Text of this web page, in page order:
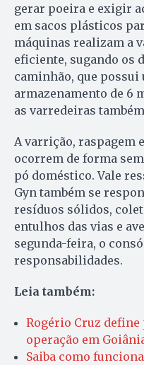
gerar poeira e exigir
em sacos plásticos
máquinas realizam a
eficiente, sugando os
caminhão, que possui
armazenamento de 6
as varredeiras
A varrição, raspagem
ocorrem de forma
pó doméstico. Vale
Gyn também se
resíduos sólidos,
entulhos das vias e
segunda-feira, o
responsabilidades.
Leia também:
Rogério Cruz
operação em
Saiba como